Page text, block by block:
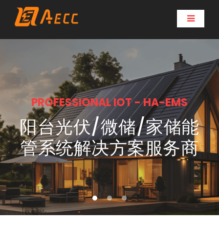
PROFESSIONAL IOT - HA-EMS
阳台光伏/微储/家储能
管系统解决方案服务商